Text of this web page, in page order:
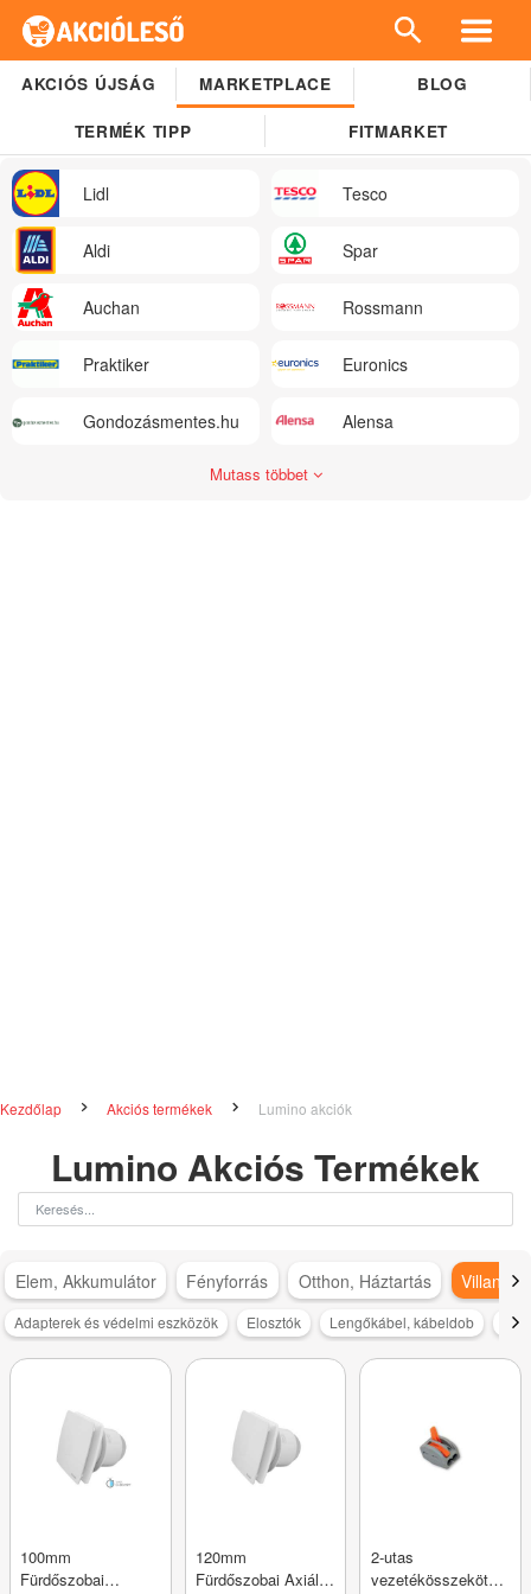
AKCIÓS ÚJSÁG MARKETPLACE BLOG
TERMÉK TIPP FITMARKET
Lidl Tesco
Aldi Spar
Auchan Rossmann
Praktiker Euronics
Gondozásmentes.hu Alensa
Mutass többet
Kezdőlap Akciós termékek Lumino akciók
Lumino Akciós Termékek
Elem, Akkumulátor Fényforrás Otthon, Háztartás
Adapterek és védelmi eszközök Elosztók Lengőkábel, kábeldob
100mm
Fürdőszobai
120mm
Fürdőszobai Axiális
2-utas
vezetékösszekötő,